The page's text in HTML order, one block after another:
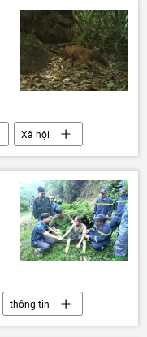
Xã hội
thông tin